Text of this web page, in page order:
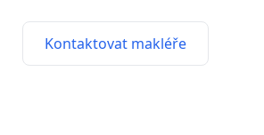
Kontaktovat makléře